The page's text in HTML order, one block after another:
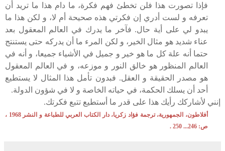
فإذا تصورت هذا فلن تخطئ فهم فكرة، ما دام هذا ما تريد أن
تعرفه و لست أدري إن فكرتي هذه صحيحة أم لا، و لكن هذا ما
يبدو لي على أية حال. فآخر ما يدرك في العالم المعقول بعد
عناء شديد هو مثال الخير، و لكن المرء ما أن يدركه حتى يستنتج
حتما أنه علة كل ما هو خير و جميل في الأشياء جميعا، و أنه في
العالم المنظور هو خالق النور و موزعه، و في العالم المعقول
هو مصدر الحقيقة و العقل. فبدون تأمل هذا المثال لا يستطيع
أحد أن يسلك الحكمة، في حياته الخاصة و لا في شؤون الدولة.
إنني لأشاركك رأيك هذا على قدر ما أستطيع تتبع فكرتك.
أفلاطون، الجمهورية، ترجمة فؤاد زكريا، دار الكتاب العربي للطباعة و النشر 1968 ،
ص: 246... 250 .